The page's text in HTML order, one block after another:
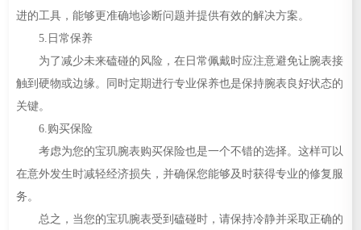
进的工具，能够更准确地诊断问题并提供有效的解决方案。
5.日常保养
为了减少未来磕碰的风险，在日常佩戴时应注意避免让腕表接
触到硬物或边缘。同时定期进行专业保养也是保持腕表良好状态的
关键。
6.购买保险
考虑为您的宝玑腕表购买保险也是一个不错的选择。这样可以
在意外发生时减轻经济损失，并确保您能够及时获得专业的修复服
务。
总之，当您的宝玑腕表受到磕碰时，请保持冷静并采取正确的